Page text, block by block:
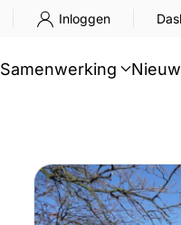
Inloggen
Samenwerking